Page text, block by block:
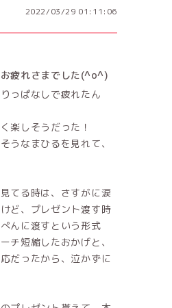
2022/03/29 01:11:06
疲れさまでした(^o^)
っぱなしで疲れたん
楽しそうだった！
うなまひるを見れて、
てる時は、さすがに涙
ど、プレゼント渡す時
んに渡すという形式
チ短縮したおかげと、
だったから、泣かずに